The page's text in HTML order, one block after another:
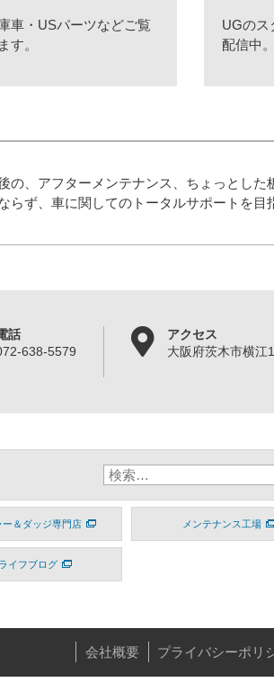
車・USパーツなどご覧
す。
UGのス
配信中
の、アフターメンテナンス、ちょっとした
らず、車に関してのトータルサポートを目
話
638-5579
アクセス
大阪府茨木市横江
ー＆ダッジ専門店 メンテナンス工場
イフブログ
会社概要 プライバシーポリ